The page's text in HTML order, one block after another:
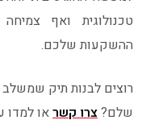
טכנולוגית ואף
ההשקעות שלכם.
רוצים לבנות תיק
שלם?צרו קשראו למדו